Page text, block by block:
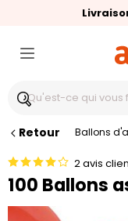
🥇 ⭐⭐⭐⭐⭐
Retour Ballons
2 avis
100 Ballons